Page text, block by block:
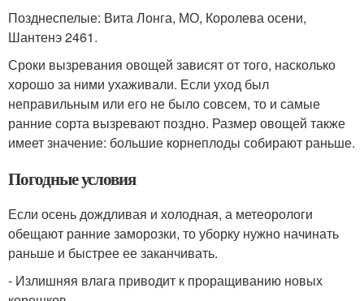
Позднеспелые: Вита Лонга, МО, Королева осени,
Шантенэ 2461.
Сроки вызревания овощей зависят от того, насколько
хорошо за ними ухаживали. Если уход был
неправильным или его не было совсем, то и самые
ранние сорта вызревают поздно. Размер овощей также
имеет значение: большие корнеплоды собирают раньше.
Погодные условия
Если осень дождливая и холодная, а метеорологи
обещают ранние заморозки, то уборку нужно начинать
раньше и быстрее ее заканчивать.
- Излишняя влага приводит к проращиванию новых